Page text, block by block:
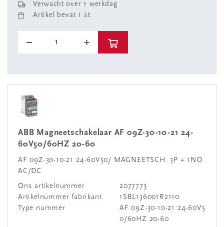
Verwacht over 1 werkdag
Artikel bevat 1 st
ABB Magneetschakelaar AF 09Z-30-10-21 24-
60V50/60HZ 20-60
AF 09Z-30-10-21 24-60V50/ MAGNEETSCH. 3P + 1NO
AC/DC
Ons artikelnummer
2077773
Artikelnummer fabrikant
1SBL136001R2110
Type nummer
AF 09Z-30-10-21 24-60V5
0/60HZ 20-60